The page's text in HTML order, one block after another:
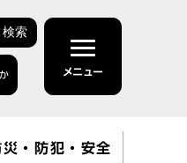
検索
メニュー
災・防犯・安全